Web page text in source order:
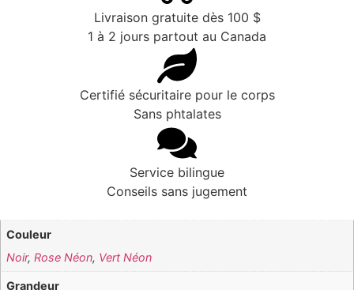
Livraison gratuite dès 100 $
1 à 2 jours partout au Canada
Certifié sécuritaire pour le corps
Sans phtalates
Service bilingue
Conseils sans jugement
Couleur
Noir,Rose Néon, Vert Néon
Grandeur